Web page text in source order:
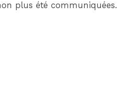
plus été communiquées.